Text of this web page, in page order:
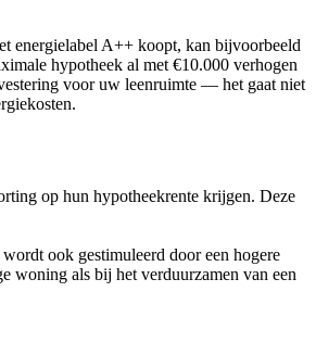
energielabel A++ koopt, kan bijvoorbeeld
hypotheek al met €10.000 verhogen
voor uw leenruimte — het gaat niet
op hun hypotheekrente krijgen. Deze
ook gestimuleerd door een hogere
woning als bij het verduurzamen van een